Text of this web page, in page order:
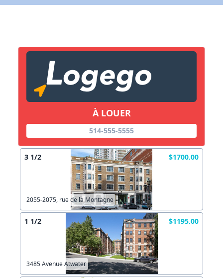
À LOUER
514-555-5555
3 1/2 $1700.00
2055-2075, rue de la Montagne
1 1/2 $1195.00
3485 Avenue Atwater
Copier lien